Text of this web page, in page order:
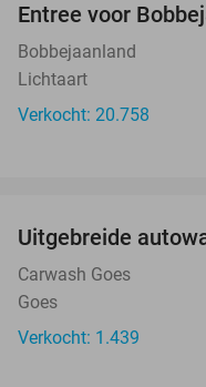
Entree voor
Bobbejaanland
Lichtaart
Verkocht: 20.758
Uitgebreide
Carwash Goes
Goes
Verkocht: 1.439